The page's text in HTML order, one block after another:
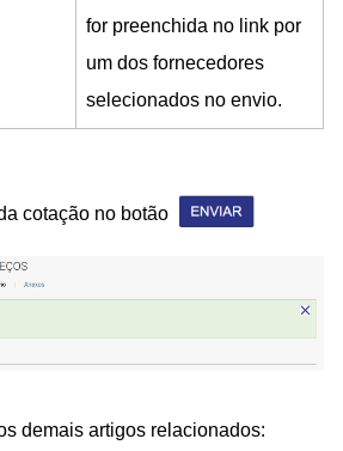
for preenchida no link por
um dos fornecedores
selecionados no envio.
cotação no botão
demais artigos relacionados: